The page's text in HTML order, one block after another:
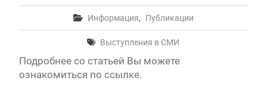
Информация, Публикации
Выступления в СМИ
Подробнее со статьей Вы можете
ознакомиться по ссылке.